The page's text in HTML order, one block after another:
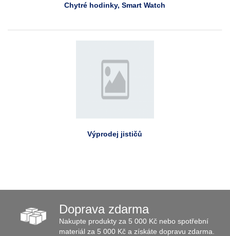
Chytré hodinky, Smart Watch
Výprodej jističů
Doprava zdarma
Nakupte produkty za 5 000 Kč nebo spotřební
materiál za 5 000 Kč a získáte dopravu zdarma.